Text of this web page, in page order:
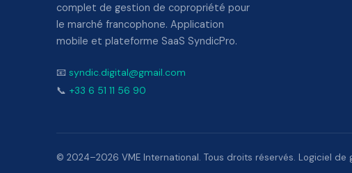
complet de gestion de copropriété pour
le marché francophone. Application
mobile et plateforme SaaS SyndicPro.
📧 syndic.digital@gmail.com
📞 +33 6 51 11 56 90
© 2024–2026 VME International. Tous droits réservés. Logiciel